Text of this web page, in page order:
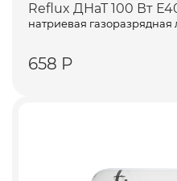
Reflux ДНаТ 100 Вт
натриевая газоразрядная
658 Р